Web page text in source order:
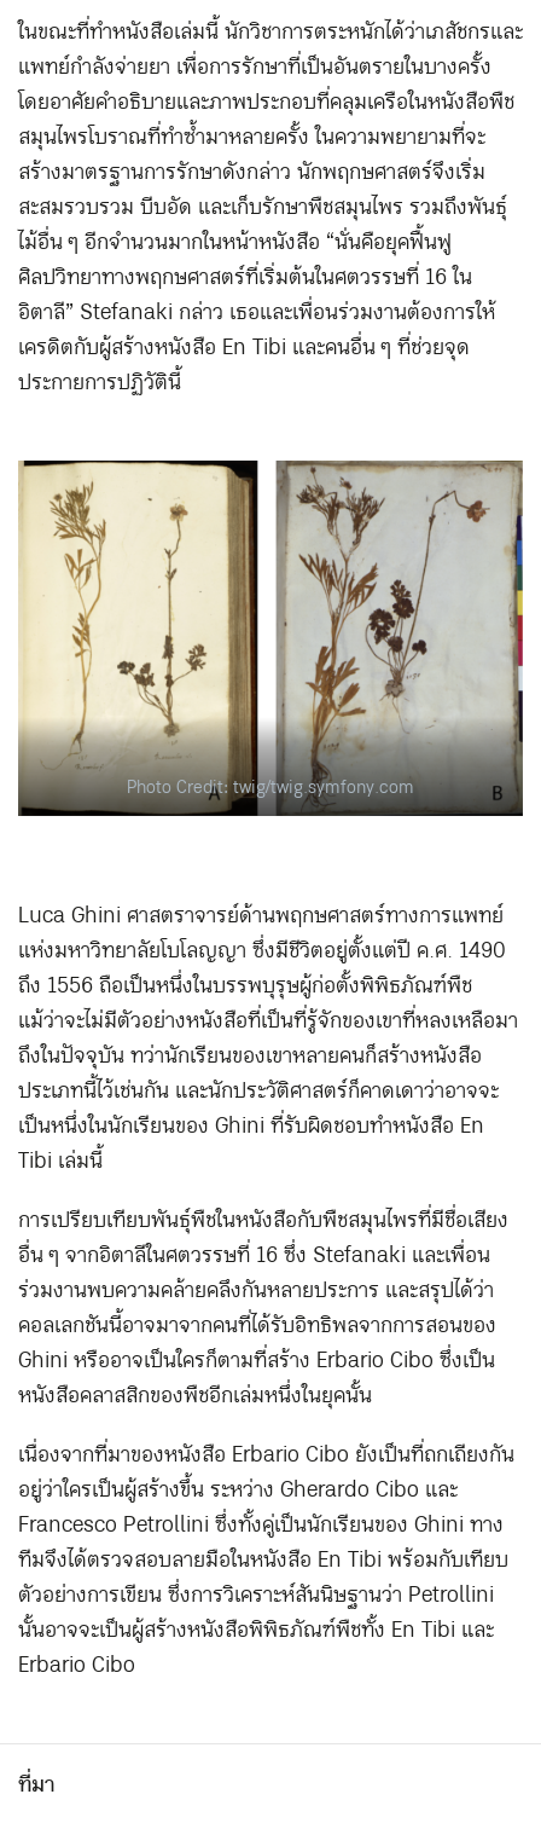
ในขณะที่ทำหนังสือเล่มนี้ นักวิชาการตระหนักได้ว่าเภสัชกรและ
แพทย์กำลังจ่ายยา เพื่อการรักษาที่เป็นอันตรายในบางครั้ง
โดยอาศัยคำอธิบายและภาพประกอบที่คลุมเครือในหนังสือพืช
สมุนไพรโบราณที่ทำซ้ำมาหลายครั้ง ในความพยายามที่จะ
สร้างมาตรฐานการรักษาดังกล่าว นักพฤกษศาสตร์จึงเริ่ม
สะสมรวบรวม บีบอัด และเก็บรักษาพืชสมุนไพร รวมถึงพันธุ์
ไม้อื่น ๆ อีกจำนวนมากในหน้าหนังสือ “นั่นคือยุคฟื้นฟู
ศิลปวิทยาทางพฤกษศาสตร์ที่เริ่มต้นในศตวรรษที่ 16 ใน
อิตาลี” Stefanaki กล่าว เธอและเพื่อนร่วมงานต้องการให้
เครดิตกับผู้สร้างหนังสือ En Tibi และคนอื่น ๆ ที่ช่วยจุด
ประกายการปฏิวัตินี้
Photo Credit: twig/twig.symfony.com
Luca Ghini ศาสตราจารย์ด้านพฤกษศาสตร์ทางการแพทย์
แห่งมหาวิทยาลัยโบโลญญา ซึ่งมีชีวิตอยู่ตั้งแต่ปี ค.ศ. 1490
ถึง 1556 ถือเป็นหนึ่งในบรรพบุรุษผู้ก่อตั้งพิพิธภัณฑ์พืช
แม้ว่าจะไม่มีตัวอย่างหนังสือที่เป็นที่รู้จักของเขาที่หลงเหลือมา
ถึงในปัจจุบัน ทว่านักเรียนของเขาหลายคนก็สร้างหนังสือ
ประเภทนี้ไว้เช่นกัน และนักประวัติศาสตร์ก็คาดเดาว่าอาจจะ
เป็นหนึ่งในนักเรียนของ Ghini ที่รับผิดชอบทำหนังสือ En
Tibi เล่มนี้
การเปรียบเทียบพันธุ์พืชในหนังสือกับพืชสมุนไพรที่มีชื่อเสียง
อื่น ๆ จากอิตาลีในศตวรรษที่ 16 ซึ่ง Stefanaki และเพื่อน
ร่วมงานพบความคล้ายคลึงกันหลายประการ และสรุปได้ว่า
คอลเลกชันนี้อาจมาจากคนที่ได้รับอิทธิพลจากการสอนของ
Ghini หรืออาจเป็นใครก็ตามที่สร้าง Erbario Cibo ซึ่งเป็น
หนังสือคลาสสิกของพืชอีกเล่มหนึ่งในยุคนั้น
เนื่องจากที่มาของหนังสือ Erbario Cibo ยังเป็นที่ถกเถียงกัน
อยู่ว่าใครเป็นผู้สร้างขึ้น ระหว่าง Gherardo Cibo และ
Francesco Petrollini ซึ่งทั้งคู่เป็นนักเรียนของ Ghini ทาง
ทีมจึงได้ตรวจสอบลายมือในหนังสือ En Tibi พร้อมกับเทียบ
ตัวอย่างการเขียน ซึ่งการวิเคราะห์สันนิษฐานว่า Petrollini
นั้นอาจจะเป็นผู้สร้างหนังสือพิพิธภัณฑ์พืชทั้ง En Tibi และ
Erbario Cibo
ที่มา